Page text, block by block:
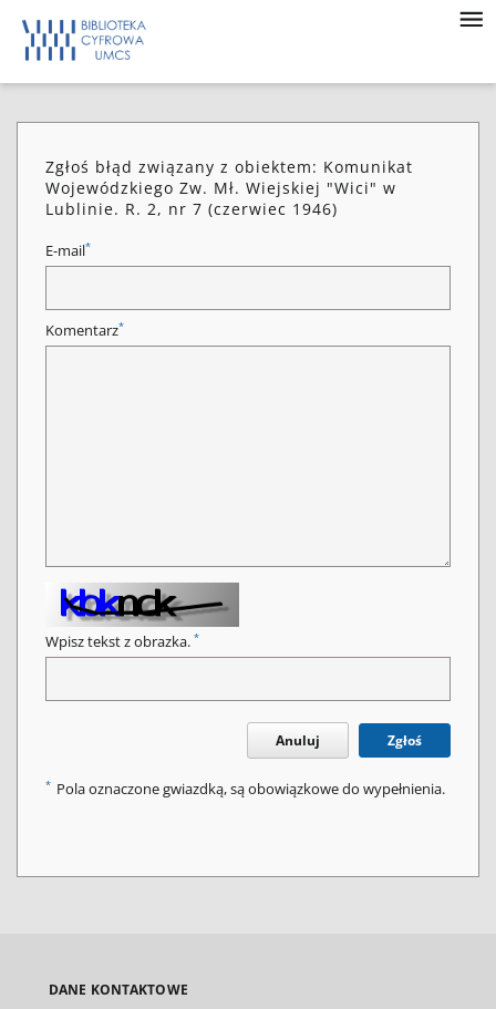
Zgłoś błąd związany z obiektem: Komunikat
Wojewódzkiego Zw. Mł. Wiejskiej "Wici" w
Lublinie. R. 2, nr 7 (czerwiec 1946)
E-mail*
Komentarz*
Wpisz tekst z obrazka. *
Anuluj Zgłoś
* Pola oznaczone gwiazdką, są obowiązkowe do wypełnienia.
DANE KONTAKTOWE